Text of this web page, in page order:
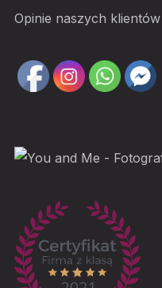
Opinie naszych klientów